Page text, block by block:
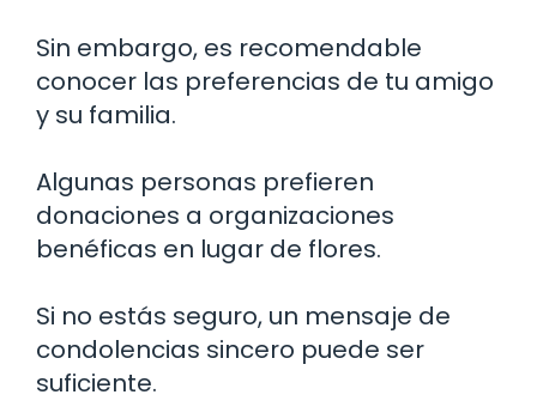
Sin embargo, es recomendable
conocer las preferencias de tu amigo
y su familia.
Algunas personas prefieren
donaciones a organizaciones
benéficas en lugar de flores.
Si no estás seguro, un mensaje de
condolencias sincero puede ser
suficiente.